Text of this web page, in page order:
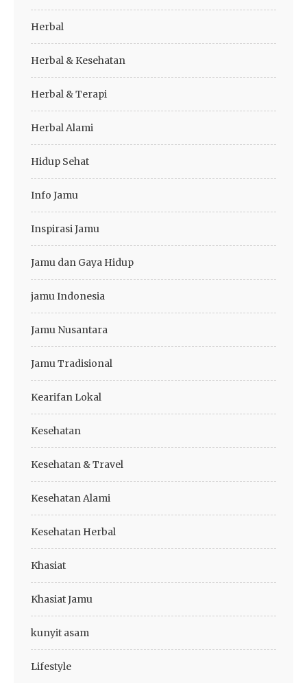
Herbal
Herbal & Kesehatan
Herbal & Terapi
Herbal Alami
Hidup Sehat
Info Jamu
Inspirasi Jamu
Jamu dan Gaya Hidup
jamu Indonesia
Jamu Nusantara
Jamu Tradisional
Kearifan Lokal
Kesehatan
Kesehatan & Travel
Kesehatan Alami
Kesehatan Herbal
Khasiat
Khasiat Jamu
kunyit asam
Lifestyle